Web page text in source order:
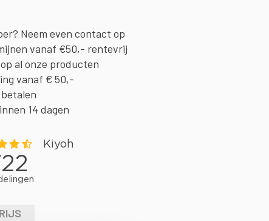
Neem even contact op
vanaf €50,- rentevrij
al onze producten
vanaf € 50,-
14 dagen